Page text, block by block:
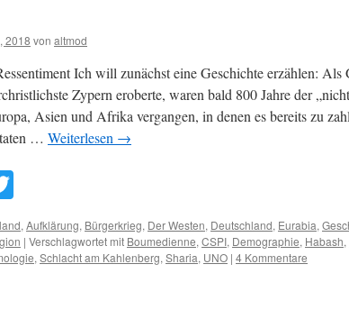
2018 von altmod
Ich will zunächst eine Geschichte erzählen: Als
Zypern eroberte, waren bald 800 Jahre der
Asien und Afrika vergangen, in denen es bereits zu
… Weiterlesen →
,Aufklärung, Bürgerkrieg, Der Westen, Deutschland, Eurabia,
| Verschlagwortet mit Boumedienne,CSPI, Demographie, Habash,
,Schlacht am Kahlenberg,Sharia, UNO | 4 Kommentare